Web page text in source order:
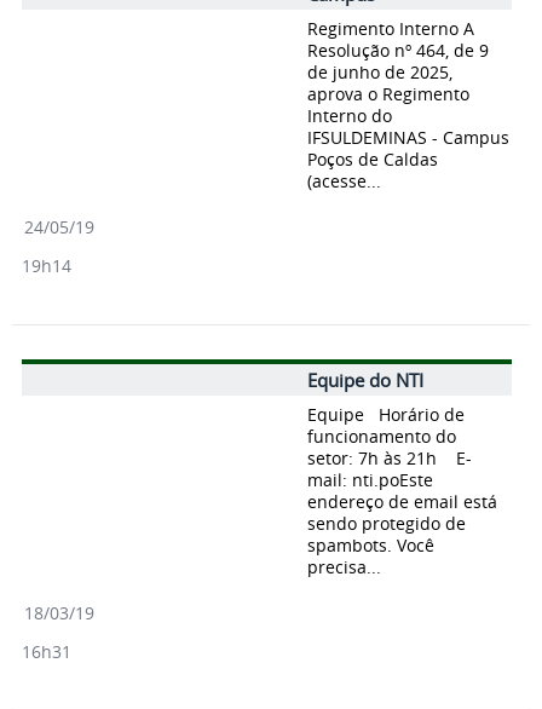
Regimento Interno A
Resolução nº 464, de 9
de junho de 2025,
aprova o Regimento
Interno do
IFSULDEMINAS - Campus
Poços de Caldas
(acesse...
24/05/19
19h14
Equipe do NTI
Equipe Horário de
funcionamento do
setor: 7h às 21h E-
mail: nti.poEste
endereço de email está
sendo protegido de
spambots. Você
precisa...
18/03/19
16h31